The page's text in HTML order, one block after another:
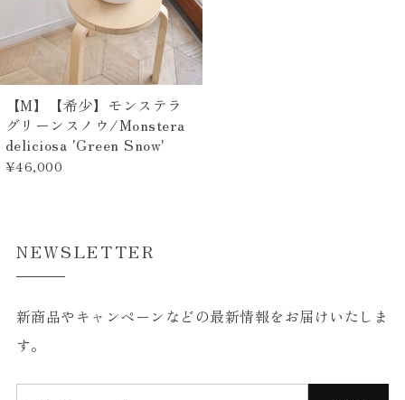
【M】【希少】モンステラ
グリーンスノウ/Monstera
deliciosa 'Green Snow'
¥46,000
NEWSLETTER
新商品やキャンペーンなどの最新情報をお届けいたしま
す。